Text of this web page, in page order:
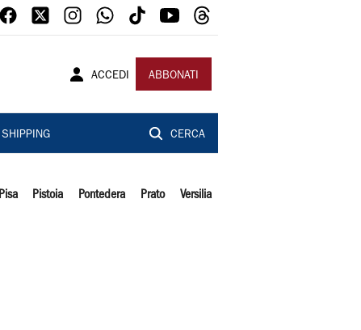
ACCEDI ABBONATI
SHIPPING CERCA
Pisa Pistoia Pontedera Prato Versilia